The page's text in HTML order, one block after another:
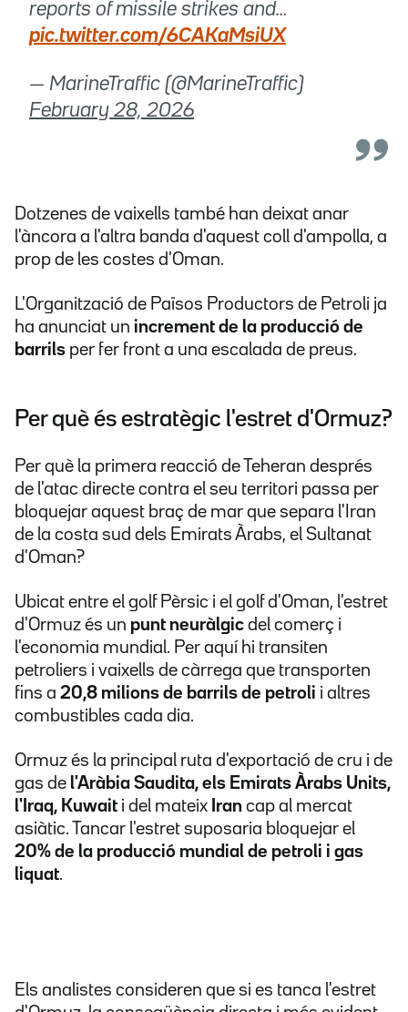
reports of missile strikes and…
pic.twitter.com/6CAKaMsiUX
— MarineTraffic (@MarineTraffic)
February 28, 2026
Dotzenes de vaixells també han deixat anar
l'àncora a l'altra banda d'aquest coll d'ampolla, a
prop de les costes d'Oman.
L'Organització de Països Productors de Petroli ja
ha anunciat un increment de la producció de
barrils per fer front a una escalada de preus.
Per què és estratègic l'estret d'Ormuz?
Per què la primera reacció de Teheran després
de l'atac directe contra el seu territori passa per
bloquejar aquest braç de mar que separa l'Iran
de la costa sud dels Emirats Àrabs, el Sultanat
d'Oman?
Ubicat entre el golf Pèrsic i el golf d'Oman, l'estret
d'Ormuz és un punt neuràlgic del comerç i
l'economia mundial. Per aquí hi transiten
petroliers i vaixells de càrrega que transporten
fins a 20,8 milions de barrils de petroli i altres
combustibles cada dia.
Ormuz és la principal ruta d'exportació de cru i de
gas de l'Aràbia Saudita, els Emirats Àrabs Units,
l'Iraq, Kuwait i del mateix Iran cap al mercat
asiàtic. Tancar l'estret suposaria bloquejar el
20% de la producció mundial de petroli i gas
liquat.
Els analistes consideren que si es tanca l'estret